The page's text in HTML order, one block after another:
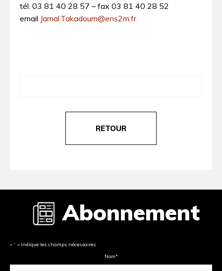
tél. 03 81 40 28 57 – fax 03 81 40 28 52
email Jamal.Takadoum@ens2m.fr
RETOUR
Abonnement
« * » indique les champs nécessaires
Nom*